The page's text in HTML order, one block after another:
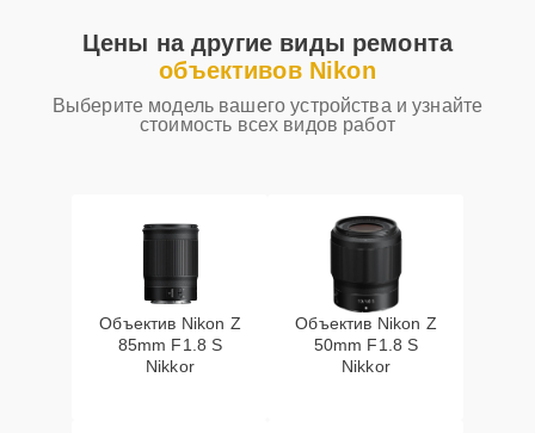
Цены на другие виды ремонта
объективов Nikon
Выберите модель вашего устройства и узнайте
стоимость всех видов работ
Объектив Nikon Z
85mm F1.8 S
Nikkor
Объектив Nikon Z
50mm F1.8 S
Nikkor